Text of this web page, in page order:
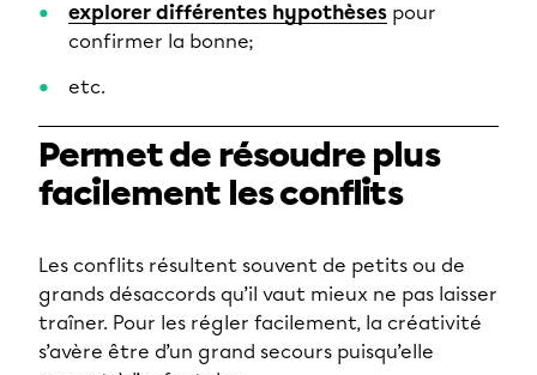
explorer différentes hypothèses pour
confirmer la bonne;
etc.
Permet de résoudre plus
facilement les conflits
Les conflits résultent souvent de petits ou de
grands désaccords qu’il vaut mieux ne pas laisser
traîner. Pour les régler facilement, la créativité
s’avère être d’un grand secours puisqu’elle